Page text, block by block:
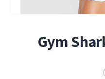
Gym